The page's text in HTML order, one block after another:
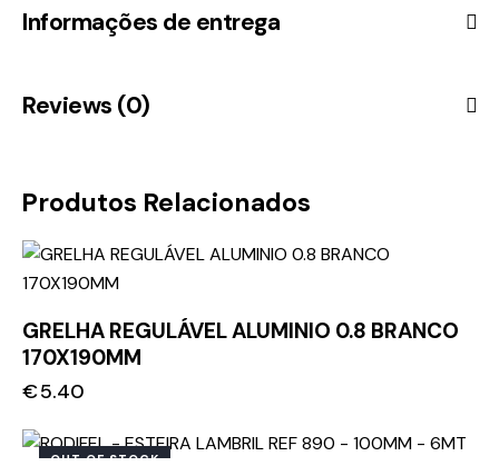
Informações de entrega
Reviews (0)
Produtos Relacionados
GRELHA REGULÁVEL ALUMINIO 0.8 BRANCO
170X190MM
€5.40
OUT OF STOCK